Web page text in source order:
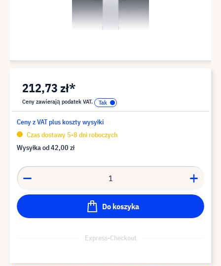
212,73 zł*
Ceny zawierają podatek VAT.
Ceny z VAT plus koszty wysyłki
Czas dostawy 5-8 dni roboczych
Wysyłka od42,00 zł
Do koszyka
Express-Checkout